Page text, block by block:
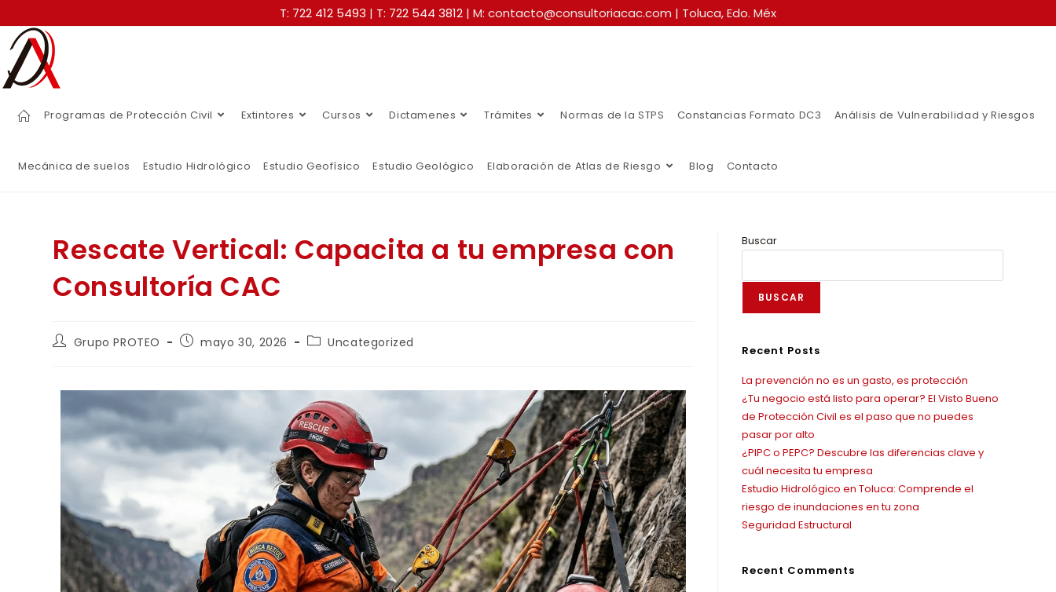
T: 722 412 5493 | T: 722 544 3812 | M: contacto@consultoriacac.com | Toluca, Edo. Méx
Programas de Protección Civil Extintores Cursos Dictamenes Trámites Normas de la STPS Constancias Formato DC3 Análisis de Vulnerabilidad y Riesgos
Mecánica de suelos Estudio Hidrológico Estudio Geofísico Estudio Geológico Elaboración de Atlas de Riesgo Blog Contacto
Rescate Vertical: Capacita a tu empresa con
Consultoría CAC
Grupo PROTEO mayo 30, 2026 Uncategorized
Buscar
BUSCAR
Recent Posts
La prevención no es un gasto, es protección
¿Tu negocio está listo para operar? El Visto Bueno
de Protección Civil es el paso que no puedes
pasar por alto
¿PIPC o PEPC? Descubre las diferencias clave y
cuál necesita tu empresa
Estudio Hidrológico en Toluca: Comprende el
riesgo de inundaciones en tu zona
Seguridad Estructural
Recent Comments